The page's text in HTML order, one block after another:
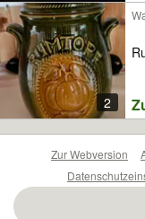
2
Zur Webversion